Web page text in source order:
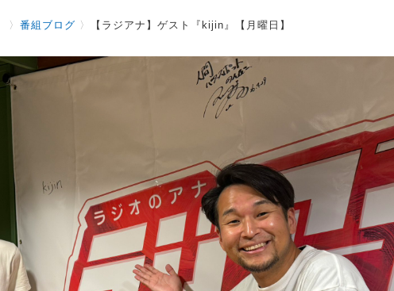
〉 番組ブログ 〉 【ラジアナ】ゲスト『kijin』【月曜日】